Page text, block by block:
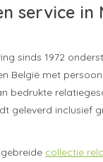
service in
sinds 1972
België met
bedrukte
geleverd inclusief
collectie